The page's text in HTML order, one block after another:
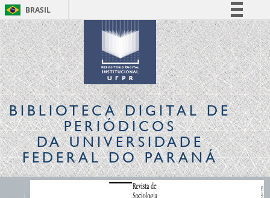
BRASIL
Simplifique!
Comunica BR
Participe
Acesso à informação
Legislação
Canais
BIBLIOTECA DIGITALDE
PERIÓDICOS
DA UNIVERSIDADE
FEDERAL DO PARANÁ